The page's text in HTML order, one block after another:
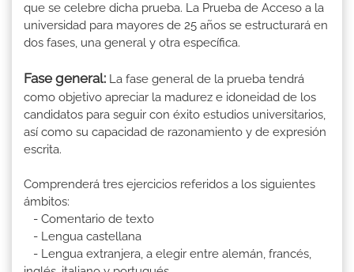
que se celebre dicha prueba. La Prueba de Acceso a la
universidad para mayores de 25 años se estructurará en
dos fases, una general y otra específica.
Fase general: La fase general de la prueba tendrá
como objetivo apreciar la madurez e idoneidad de los
candidatos para seguir con éxito estudios universitarios,
así como su capacidad de razonamiento y de expresión
escrita.
Comprenderá tres ejercicios referidos a los siguientes
ámbitos:
- Comentario de texto
- Lengua castellana
- Lengua extranjera, a elegir entre alemán, francés,